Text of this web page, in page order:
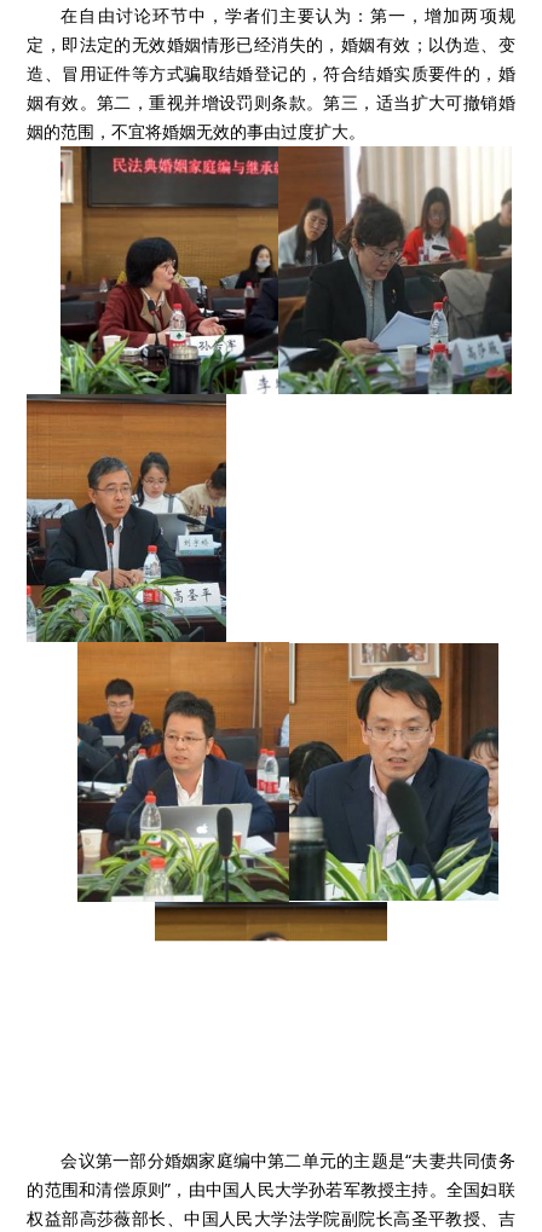
在自由讨论环节中，学者们主要认为：第一，增加两项规
定，即法定的无效婚姻情形已经消失的，婚姻有效；以伪造、变
造、冒用证件等方式骗取结婚登记的，符合结婚实质要件的，婚
姻有效。第二，重视并增设罚则条款。第三，适当扩大可撤销婚
姻的范围，不宜将婚姻无效的事由过度扩大。
会议第一部分婚姻家庭编中第二单元的主题是“夫妻共同债务
的范围和清偿原则”，由中国人民大学孙若军教授主持。全国妇联
权益部高莎薇部长、中国人民大学法学院副院长高圣平教授、吉